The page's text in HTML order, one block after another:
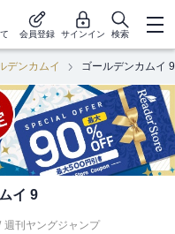
会員登録 サインイン 検索
デンカムイ ゴールデンカムイ 9
イ 9
週刊ヤングジャンプ